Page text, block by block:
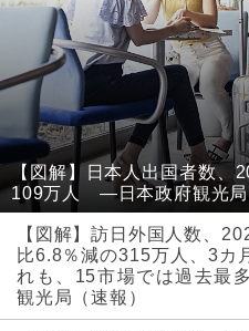
【図解】日本人出国者数
109万人 ―日本政府観光局
【図解】訪日外国人数、
比6.8％減の315万人、3カ
れも、15市場では過去
観光局（速報）